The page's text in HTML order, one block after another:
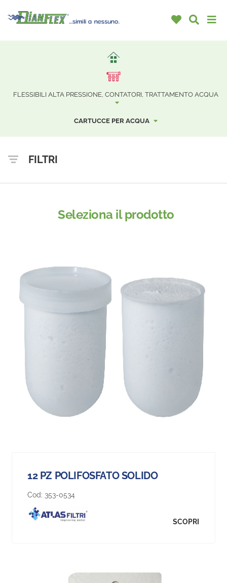
FLESSIBILI ALTA PRESSIONE, CONTATORI, TRATTAMENTO ACQUA
CARTUCCE PER ACQUA
FILTRI
Seleziona il prodotto
12 PZ POLIFOSFATO SOLIDO
Cod: 353-0534
SCOPRI